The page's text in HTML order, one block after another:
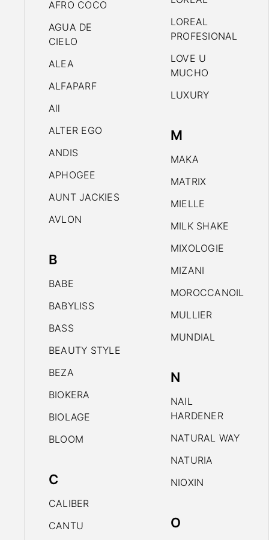
AFRO COCO
AGUA DE
CIELO
ALEA
ALFAPARF
All
ALTER EGO
ANDIS
APHOGEE
AUNT JACKIES
AVLON
B
BABE
BABYLISS
BASS
BEAUTY STYLE
BEZA
BIOKERA
BIOLAGE
BLOOM
C
CALIBER
CANTU
LOREAL
PROFESIONAL
LOVE U
MUCHO
LUXURY
M
MAKA
MATRIX
MIELLE
MILK SHAKE
MIXOLOGIE
MIZANI
MOROCCANOIL
MULLIER
MUNDIAL
N
NAIL
HARDENER
NATURAL WAY
NATURIA
NIOXIN
O